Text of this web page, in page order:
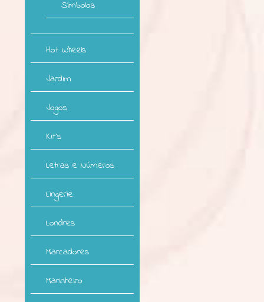
Símbolos
Hot Wheels
Jardim
Jogos
Kit`s
Letras e Números
Lingerie
Londres
Marcadores
Marinheiro